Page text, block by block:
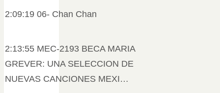
2:09:19 06- Chan Chan
2:13:55 MEC-2193 BECA MARIA
GREVER: UNA SELECCION DE
NUEVAS CANCIONES MEXI…